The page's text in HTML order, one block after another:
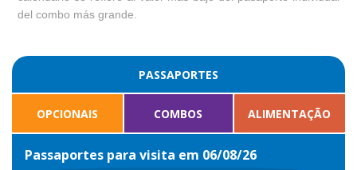
del combo más grande.
PASSAPORTES
OPCIONAIS COMBOS ALIMENTAÇÃO
Passaportes para visita em 06/08/26